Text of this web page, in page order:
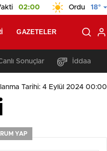
02:00 Ordu 18°
GAZETELER
Sonuçlar İddaa
Tarihi: 4 Eylül 2024 00:00
YAP